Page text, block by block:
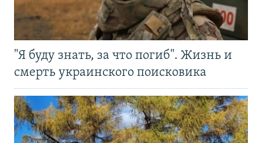
"Я буду знать, за что погиб". Жизнь и
смерть украинского поисковика